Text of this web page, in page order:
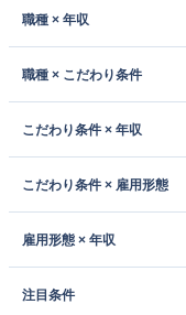
職種 × 年収
職種 × こだわり条件
こだわり条件 × 年収
こだわり条件 × 雇用形態
雇用形態 × 年収
注目条件